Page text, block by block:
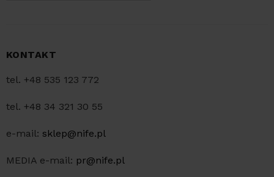
KONTAKT
tel. +48 535 123 772
tel. +48 34 321 30 55
e-mail: sklep@nife.pl
MEDIA e-mail: pr@nife.pl